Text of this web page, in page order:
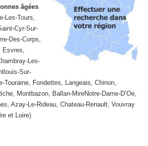
âgées
Les-Tours,
Cyr-Sur-
Des-Corps,
Esvres,
Les-
Sur-
Touraine, Fondettes, Langeais, Chinon,
Montbazon, Ballan-MireNotre-Dame-D’Oe,
Azay-Le-Rideau, Chateau-Renault, Vouvray
et Loire)